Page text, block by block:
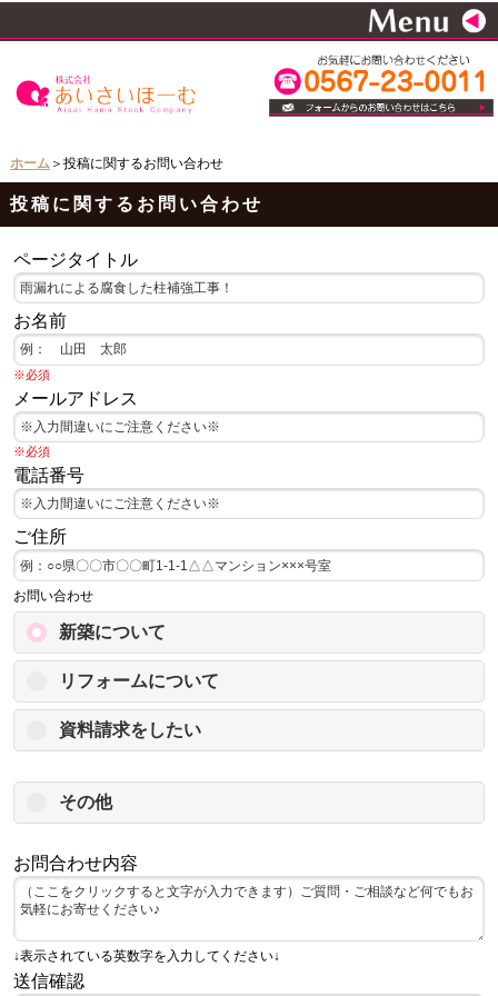
ホーム＞投稿に関するお問い合わせ
投稿に関するお問い合わせ
ページタイトル
お名前
※必須
メールアドレス
※必須
電話番号
ご住所
お問い合わせ
新築について
リフォームについて
資料請求をしたい
その他
お問合わせ内容
↓表示されている英数字を入力してください↓
送信確認